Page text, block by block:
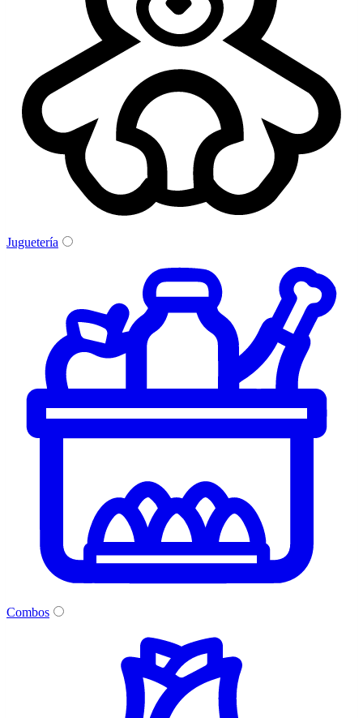
Juguetería
Combos